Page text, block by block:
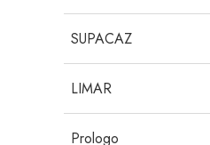
SUPACAZ
LIMAR
Prologo